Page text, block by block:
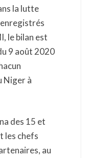
la lutte
le bilan est
9 août 2020
Niger à
des 15 et
les chefs
au